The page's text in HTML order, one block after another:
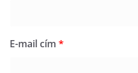
E-mail cím *